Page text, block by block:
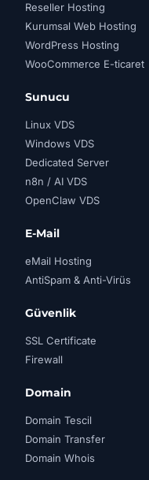
Reseller Hosting
Kurumsal Web Hosting
WordPress Hosting
WooCommerce E-ticaret
Sunucu
Linux VDS
Windows VDS
Dedicated Server
n8n / AI VDS
OpenClaw VDS
E-Mail
eMail Hosting
AntiSpam & Anti-Virüs
Güvenlik
SSL Certificate
Firewall
Domain
Domain Tescil
Domain Transfer
Domain Whois